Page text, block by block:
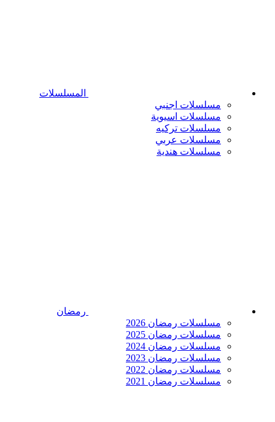
المسلسلات
مسلسلات اجنبي
مسلسلات اسيوية
مسلسلات تركيه
مسلسلات عربي
مسلسلات هندية
رمضان
مسلسلات رمضان 2026
مسلسلات رمضان 2025
مسلسلات رمضان 2024
مسلسلات رمضان 2023
مسلسلات رمضان 2022
مسلسلات رمضان 2021